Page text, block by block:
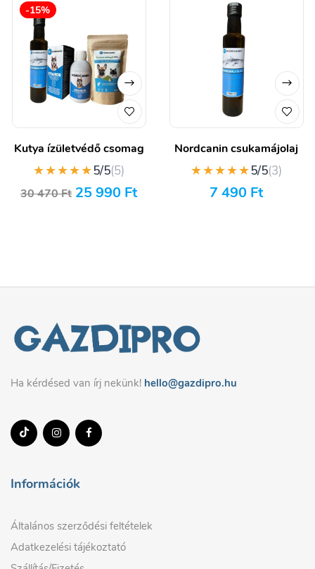
-15%
Kutya ízületvédő csomag
★★★★★5/5(5)
30 470Ft 25 990 Ft
Nordcanin csukamájolaj
★★★★★5/5(3)
7 490 Ft
Ha kérdésed van írj nekünk! hello@gazdipro.hu
Információk
Általános szerződési feltételek
Adatkezelési tájékoztató